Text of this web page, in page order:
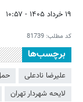
۱۹ خرداد ۱۴۰۵ - ۱۰:۵۷
کد مطلب: 81739
برچسب‌ها
علیرضا نادعلی
لایحه شهردار تهران